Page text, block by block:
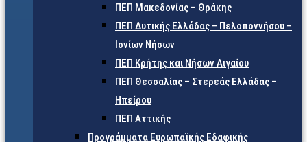
ΠΕΠ Μακεδονίας – Θράκης
ΠΕΠ Δυτικής Ελλάδας – Πελοποννήσου –
Ιονίων Νήσων
ΠΕΠ Κρήτης και Νήσων Αιγαίου
ΠΕΠ Θεσσαλίας – Στερεάς Ελλάδας –
Ηπείρου
ΠΕΠ Αττικής
Προγράμματα Ευρωπαϊκής Εδαφικής